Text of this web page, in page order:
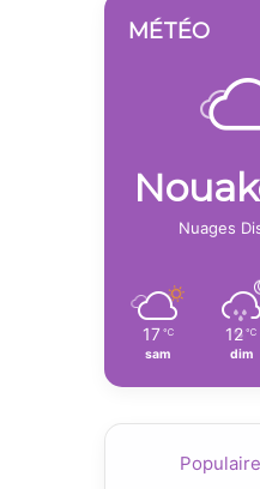
MÉTÉO
Nuages
17 ℃
sam
12 ℃
dim
Populaire